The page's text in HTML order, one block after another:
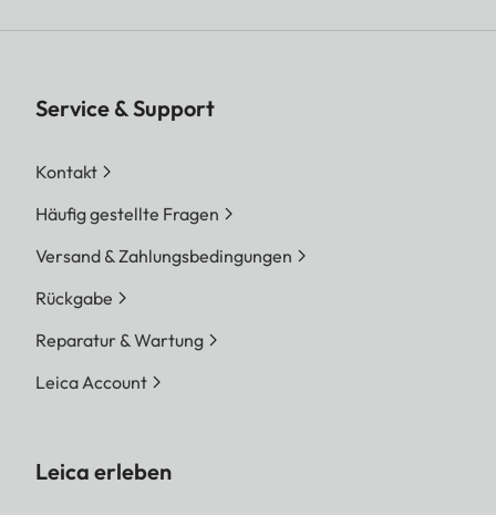
Service & Support
Kontakt
Häufig gestellte Fragen
Versand & Zahlungsbedingungen
Rückgabe
Reparatur & Wartung
Leica Account
Leica erleben